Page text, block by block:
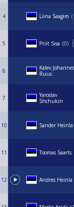
4 Liina Saagim
5 Priit Sisa 0
6
Kalev Johannes
Ruus
7
Yaroslav
Shchukin
10 Sander Heinla
11 Toomas Saarts
12 Andres Heinla